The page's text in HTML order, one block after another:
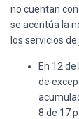
no cuentan
se acentúa la
los servicios de
En 12
de
8 de 17